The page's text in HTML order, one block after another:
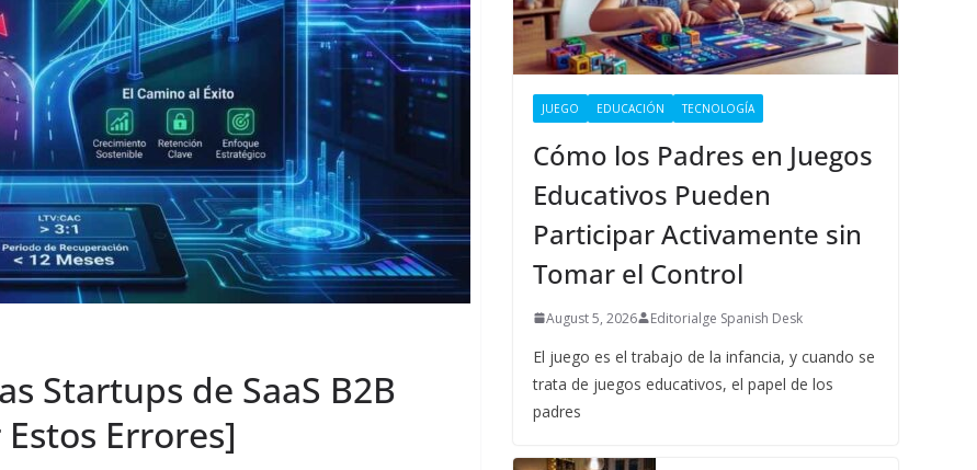
Startups de SaaS B2B
Errores]
JUEGO EDUCACIÓN TECNOLOGÍA
Cómo los Padres en Juegos
Educativos Pueden
Participar Activamente sin
Tomar el Control
August 5, 2026 Editorialge Spanish Desk
El juego es el trabajo de la infancia, y cuando se
trata de juegos educativos, el papel de los
padres